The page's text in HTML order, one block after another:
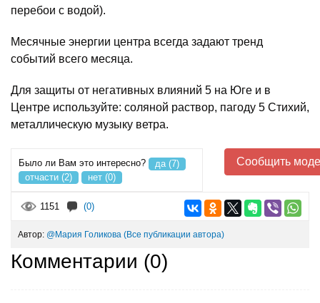
перебои с водой).
Месячные энергии центра всегда задают тренд
событий всего месяца.
Для защиты от негативных влияний 5 на Юге и в
Центре используйте: соляной раствор, пагоду 5 Стихий,
металлическую музыку ветра.
Было ли Вам это интересно?
да (7)
отчасти (2)
нет (0)
Сообщить
1151 (0)
Автор: @Мария Голикова (Все публикации автора)
Комментарии (0)